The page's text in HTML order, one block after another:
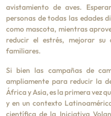
avistamiento de aves.
personas de todas las edades
como mascota, mientras
reducir el estrés, mejorar
familiares.
Si bien las campañas de
ampliamente para reducir la
África y Asia, es la primera vez
y en un contexto
científica de la Iniciativa